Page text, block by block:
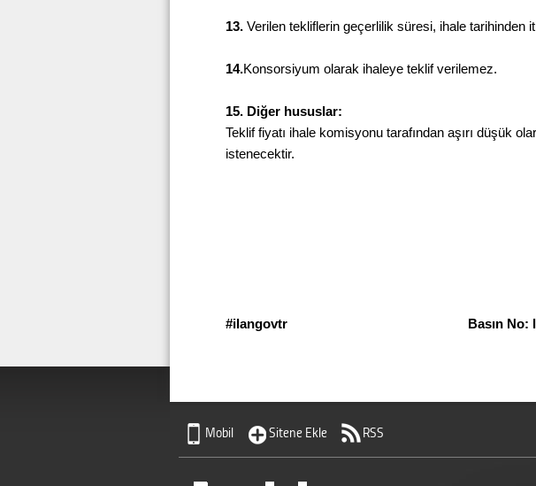
13. Verilen tekliflerin geçerlilik süresi, ihale tarihinden
14.Konsorsiyum olarak ihaleye teklif verilemez.
15. Diğer hususlar:
Teklif fiyatı ihale komisyonu tarafından aşırı düşük
istenecektir.
#ilangovtr Basın No:
Mobil Sitene Ekle RSS